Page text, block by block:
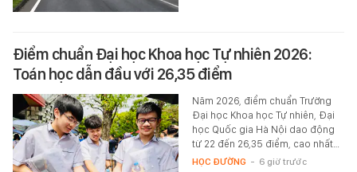
Điểm chuẩn Đại học Khoa học Tự nhiên 2026:
Toán học dẫn đầu với 26,35 điểm
Năm 2026, điểm chuẩn Trường
Đại học Khoa học Tự nhiên, Đại
học Quốc gia Hà Nội dao động
từ 22 đến 26,35 điểm, cao nhất…
HỌC ĐƯỜNG - 6 giờ trước